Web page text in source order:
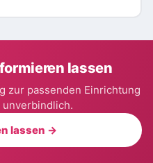
lassen
zur passenden Einrichtung
lassen →